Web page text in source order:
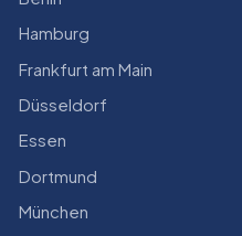
Hamburg
Frankfurt am Main
Düsseldorf
Essen
Dortmund
München